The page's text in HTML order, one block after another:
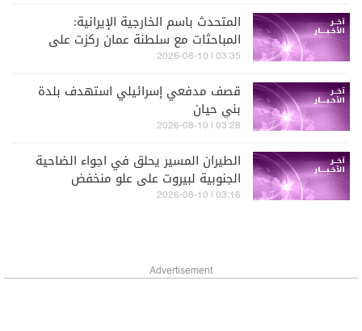
المتحدث باسم الخارجية الإيرانية:
المباحثات مع سلطنة عمان ركزت على
تحديد مسارات العبور في مضيق هرمز
03:35 | 2026-08-10
قصف مدفعي إسرائيلي استهدف بلدة
بني حيان
03:28 | 2026-08-10
الطيران المسير يحلق في اجواء الضاحية
الجنوبية لبيروت على علو منخفض
03:16 | 2026-08-10
Advertisement